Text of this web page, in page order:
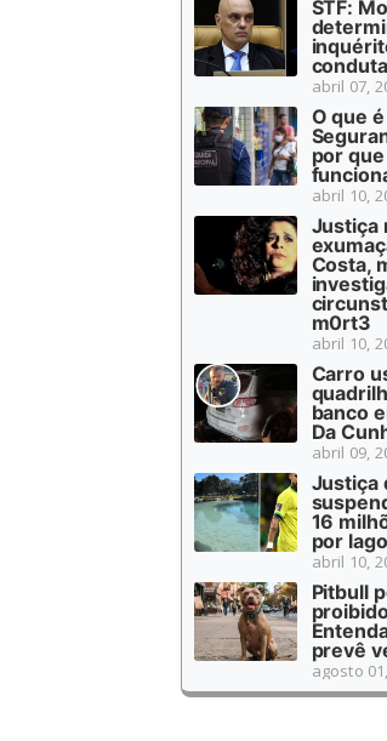
STF:
abril 07,
O que é
por
abril 10,
Justiça
Costa,
m0rt3
abril 10,
Carro
banco
Da
abril 09,
Justiça
16
por
abril 10,
Pitbull
prevê
agosto